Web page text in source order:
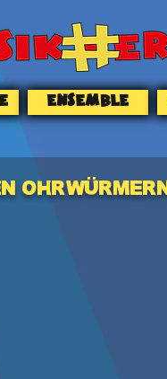
ENSEMBLE
OHRWÜRMERN